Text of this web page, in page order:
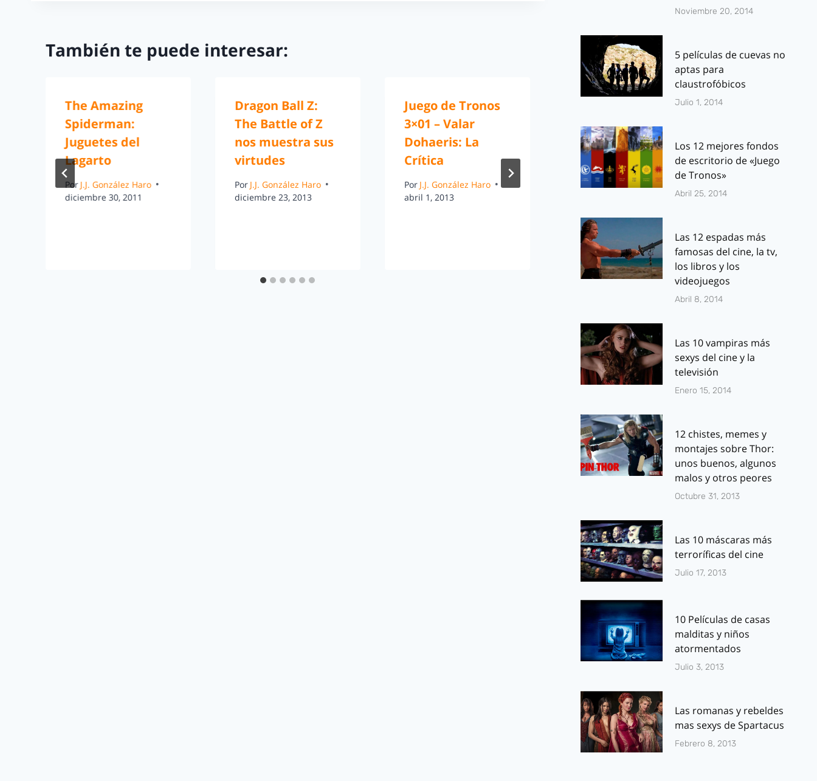
También te puede interesar:
The Amazing
Spiderman:
Juguetes del
Lagarto
PorJ.J. González Haro
diciembre 30, 2011
Dragon Ball Z:
The Battle of Z
nos muestra sus
virtudes
Por J.J. González Haro
diciembre 23, 2013
Juego de Tronos
3×01 – Valar
Dohaeris: La
Crítica
Por J.J. González Haro
abril 1, 2013
Bara Heiða nos
recuerdan que
no es fácil ser
Stormtrooper en
PorJ.J. González Haro
marzo 14, 2016
PorJ.J. González
mayo 26, 2014
Noviembre 20, 2014
5 películas de cuevas no
aptas para
claustrofóbicos
Julio 1, 2014
Los 12 mejores fondos
de escritorio de «Juego
de Tronos»
Abril 25, 2014
Las 12 espadas más
famosas del cine, la tv,
los libros y los
videojuegos
Abril 8, 2014
Las 10 vampiras más
sexys del cine y la
televisión
Enero 15, 2014
12 chistes, memes y
montajes sobre Thor:
unos buenos, algunos
malos y otros peores
Octubre 31, 2013
Las 10 máscaras más
terroríficas del cine
Julio 17, 2013
10 Películas de casas
malditas y niños
atormentados
Julio 3, 2013
Las romanas y rebeldes
mas sexys de Spartacus
Febrero 8, 2013